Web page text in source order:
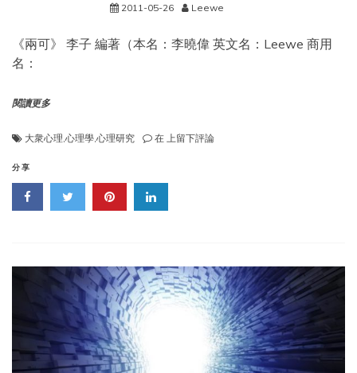
2011-05-26 Leewe
《兩可》 李子 編著（本名：李曉偉 英文名：Leewe 商用
名：
閱讀更多
大衆心理 心理學 心理研究 在 《兩
上留下評論
分享